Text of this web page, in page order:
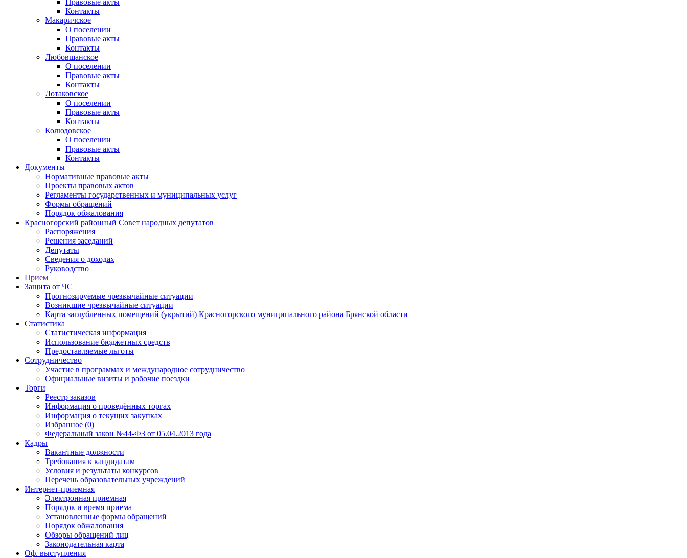
Контакты
Макаричское
О поселении
Правовые акты
Контакты
Любовшанское
О поселении
Правовые акты
Контакты
Лотаковское
О поселении
Правовые акты
Контакты
Колюдовское
О поселении
Правовые акты
Контакты
Документы
Нормативные правовые акты
Проекты правовых актов
Регламенты государственных и муниципальных услуг
Формы обращений
Порядок обжалования
Красногорский районный Совет народных депутатов
Распоряжения
Решения заседаний
Депутаты
Сведения о доходах
Руководство
Прием
Защита от ЧС
Прогнозируемые чрезвычайные ситуации
Возникшие чрезвычайные ситуации
Карта заглубленных помещений (укрытий) Красногорского муниципального района Брянской области
Статистика
Статистическая информация
Использование бюджетных средств
Предоставляемые льготы
Сотрудничество
Участие в программах и международное сотрудничество
Официальные визиты и рабочие поездки
Торги
Реестр заказов
Информация о проведённых торгах
Информация о текущих закупках
Избранное (0)
Федеральный закон №44-ФЗ от 05.04.2013 года
Кадры
Вакантные должности
Требования к кандидатам
Условия и результаты конкурсов
Перечень образовательных учреждений
Интернет-приемная
Электронная приемная
Порядок и время приема
Установленные формы обращений
Порядок обжалования
Обзоры обращений лиц
Законодательная карта
Оф. выступления